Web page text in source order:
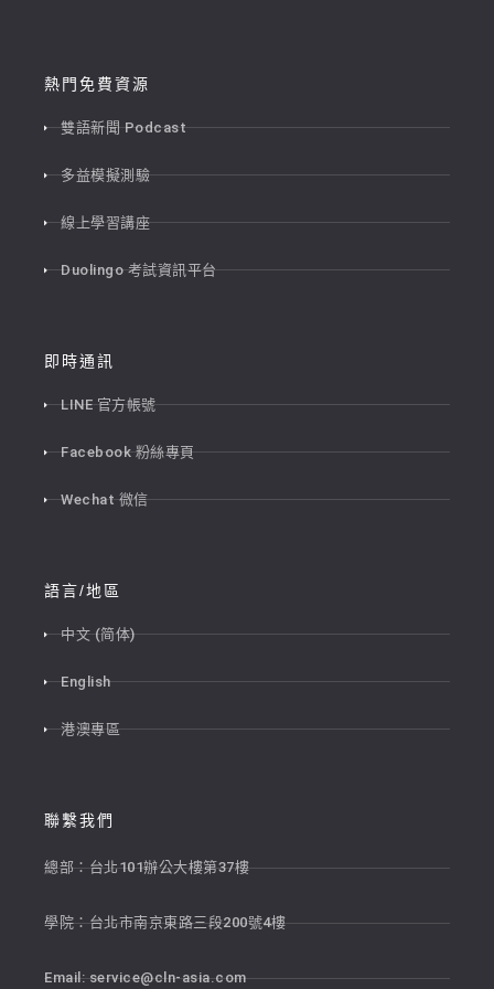
熱門免費資源
雙語新聞 Podcast
多益模擬測驗
線上學習講座
Duolingo 考試資訊平台
即時通訊
LINE 官方帳號
Facebook 粉絲專頁
Wechat 微信
語言/地區
中文 (简体)
English
港澳專區
聯繫我們
總部：台北101辦公大樓第37樓
學院：台北市南京東路三段200號4樓
Email:service@cln-asia.com